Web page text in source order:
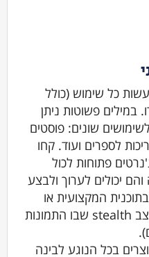
כל שימוש (כולל
במילים פשוטות ניתן
שונים: פוסטים
לספרים ועוד. קחו
פתוחות לכול
יכולים לערוך ולבצע
המקצועית או
בתוכנית המגה המאפשרות מצב stealth שבו התמונות
בכל הנוגע לבינה